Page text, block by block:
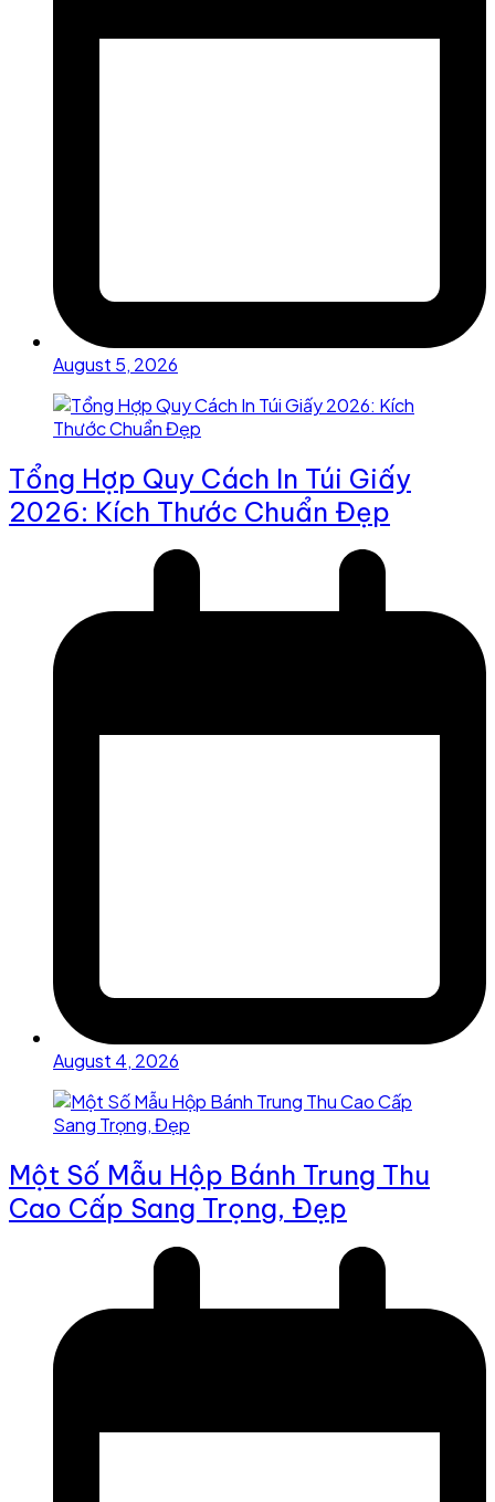
August 5, 2026
Tổng Hợp Quy Cách In Túi Giấy
2026: Kích Thước Chuẩn Đẹp
August 4, 2026
Một Số Mẫu Hộp Bánh Trung Thu
Cao Cấp Sang Trọng, Đẹp